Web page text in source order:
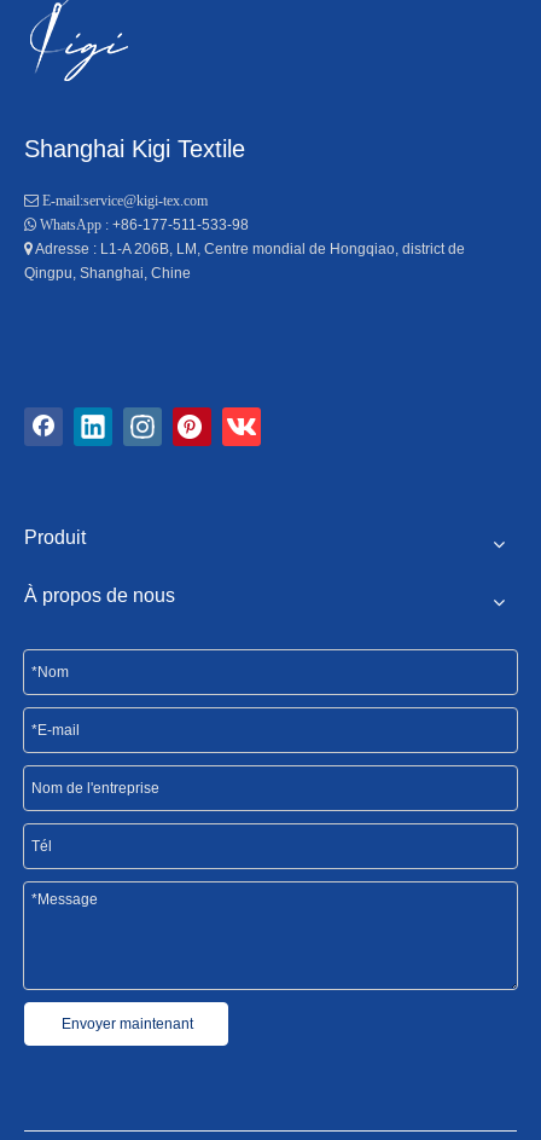
Shanghai Kigi Textile
 E-mail:service@kigi-tex.com
 WhatsApp : +86-177-511-533-98
Adresse : L1-A 206B, LM, Centre mondial de Hongqiao, district de
Qingpu, Shanghai, Chine
Produit
À propos de nous
Envoyer maintenant